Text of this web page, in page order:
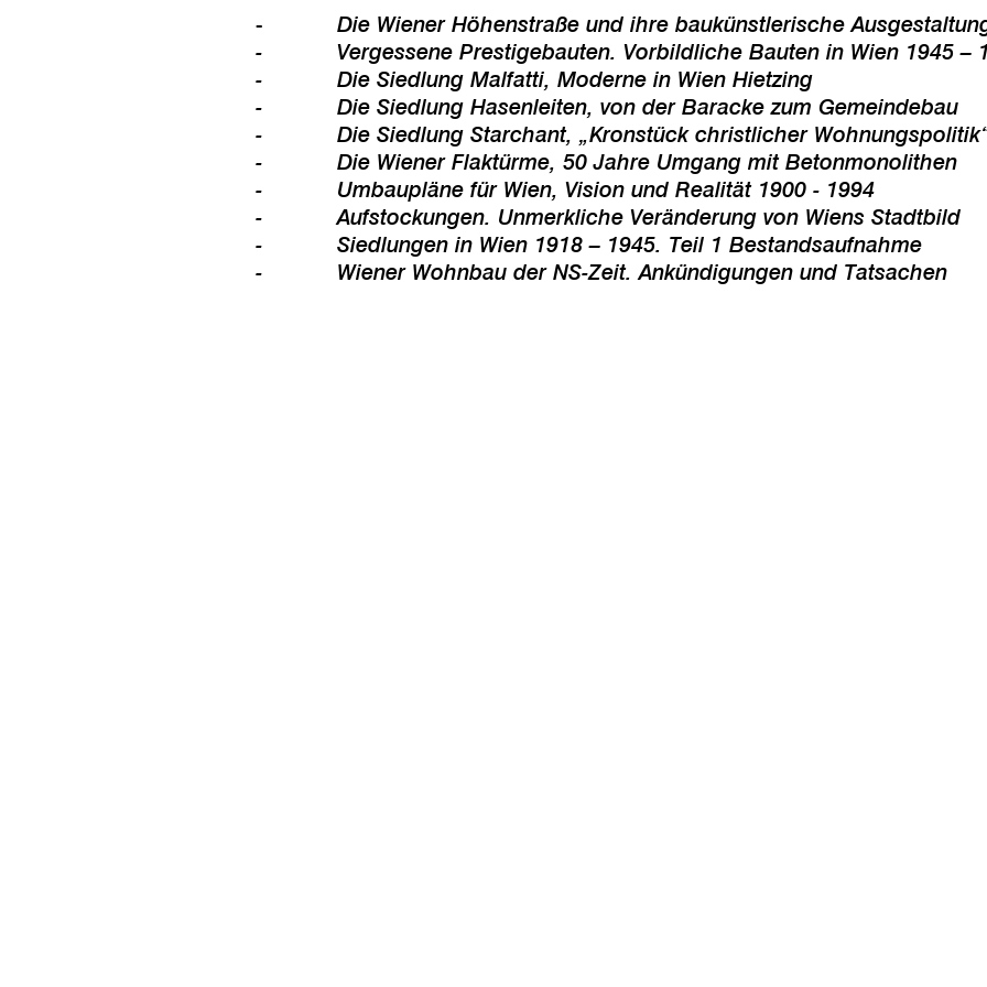
- Die Wiener Höhenstraße und ihre baukünstlerische
- Vergessene Prestigebauten. Vorbildliche Bauten in Wien 1945 –
- Die Siedlung Malfatti, Moderne in Wien Hietzing
- Die Siedlung Hasenleiten, von der Baracke zum Gemeindebau
- Die Siedlung Starchant, „Kronstück christlicher
- Die Wiener Flaktürme, 50 Jahre Umgang mit Betonmonolithen
- Umbaupläne für Wien, Vision und Realität 1900 - 1994
- Aufstockungen. Unmerkliche Veränderung von Wiens Stadtbild
- Siedlungen in Wien 1918 – 1945. Teil 1 Bestandsaufnahme
- Wiener Wohnbau der NS-Zeit. Ankündigungen und Tatsachen